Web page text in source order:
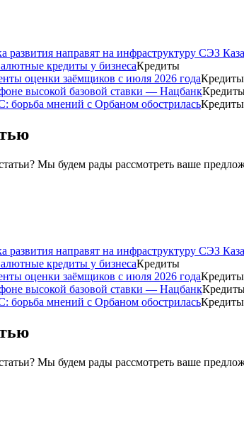
направят на инфраструктуру СЭЗ
кредиты у бизнесаКредиты
оценки заёмщиков с июля 2026 годаКредиты
высокой базовой ставки — Нацбанк
борьба мнений с Орбаном обостриласьКредиты
Мы будем рады рассмотреть ваше
направят на инфраструктуру СЭЗ
кредиты у бизнесаКредиты
оценки заёмщиков с июля 2026 годаКредиты
высокой базовой ставки — Нацбанк
борьба мнений с Орбаном обостриласьКредиты
Мы будем рады рассмотреть ваше